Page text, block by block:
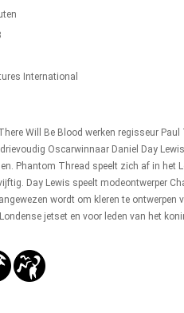
International
Will Be Blood werken regisseur
Oscarwinnaar Daniel Day Lewis
Phantom Thread speelt zich af in het
Day Lewis speelt modeontwerper
wordt om kleren te ontwerpen
jetset en voor leden van het